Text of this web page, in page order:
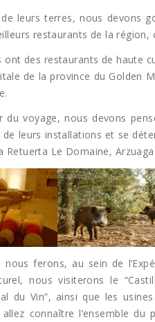
leurs terres, nous devons
restaurants de la
des restaurants de haute
de la province du Golden
du voyage, nous devons
leurs installations et se
Retuerta Le Domaine,
ferons, au sein de
nous visiterons le
du Vin”, ainsi que les
allez connaître l’ensemble